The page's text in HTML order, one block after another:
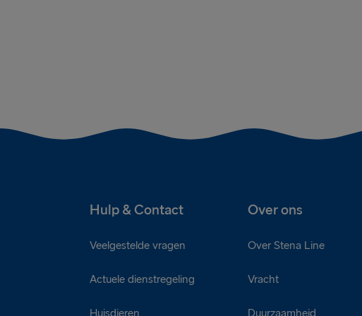
Hulp & Contact Over ons
Veelgestelde vragen
Actuele dienstregeling
Over Stena Line
Vracht